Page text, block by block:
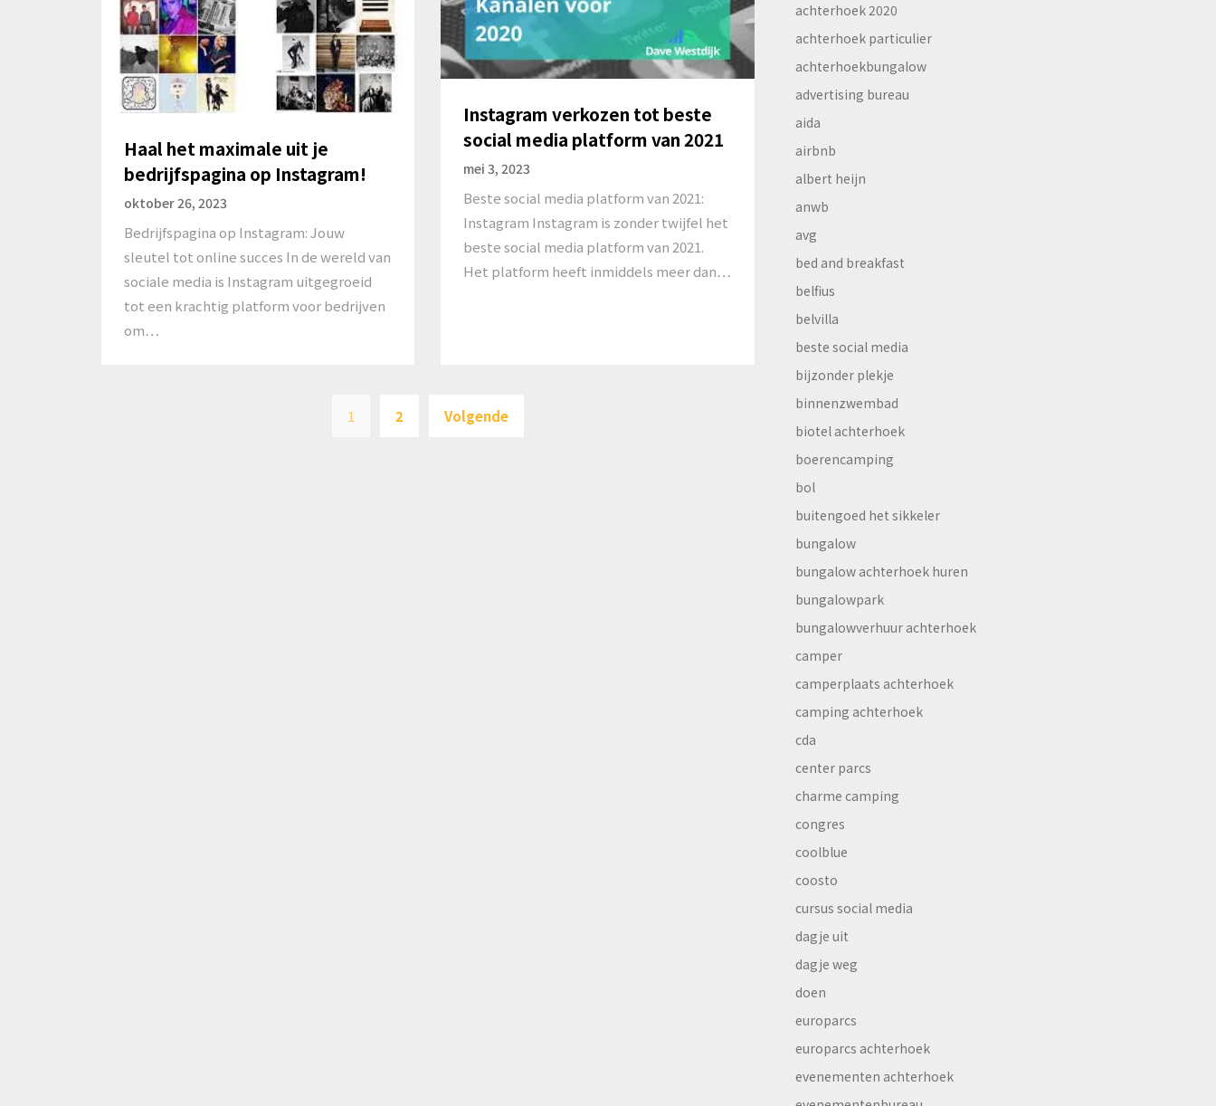
Haal het maximale uit je
bedrijfspagina op Instagram!
oktober 26, 2023
Bedrijfspagina op Instagram: Jouw
sleutel tot online succes In de wereld van
sociale media is Instagram uitgegroeid
tot een krachtig platform voor bedrijven
om…
Instagram verkozen tot beste
social media platform van 2021
mei 3, 2023
Beste social media platform van 2021:
Instagram Instagram is zonder twijfel het
beste social media platform van 2021.
Het platform heeft inmiddels meer dan…
paginering
1 2 Volgende
achterhoek 2020
achterhoek particulier
achterhoekbungalow
advertising bureau
aida
airbnb
albert heijn
anwb
avg
bed and breakfast
belfius
belvilla
beste social media
bijzonder plekje
binnenzwembad
biotel achterhoek
boerencamping
bol
buitengoed het sikkeler
bungalow
bungalow achterhoek huren
bungalowpark
bungalowverhuur achterhoek
camper
camperplaats achterhoek
camping achterhoek
cda
center parcs
charme camping
congres
coolblue
coosto
cursus social media
dagje uit
dagje weg
doen
europarcs
europarcs achterhoek
evenementen achterhoek